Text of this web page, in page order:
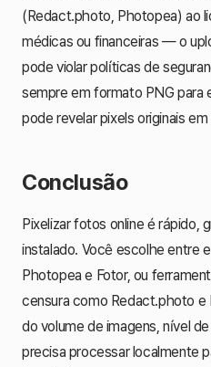
(Redact.photo, Photopea) ao
médicas ou financeiras — o
pode violar políticas de
sempre em formato PNG para
pode revelar pixels originais
Conclusão
Pixelizar fotos online é rápido,
instalado. Você escolhe entre
Photopea e Fotor, ou
censura como Redact.photo e
do volume de imagens, nível
precisa processar localmente